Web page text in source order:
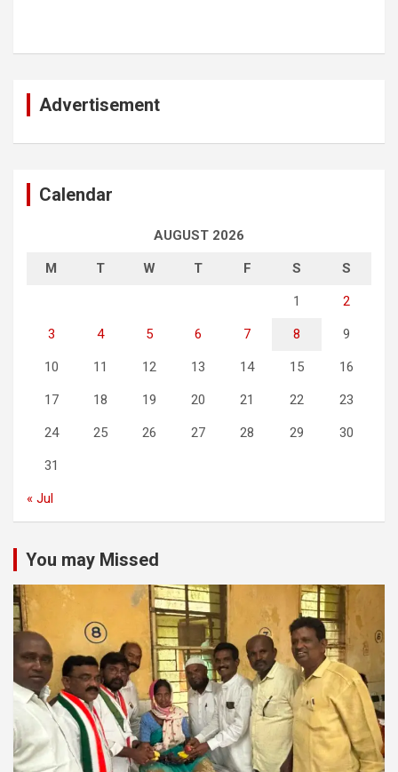
Advertisement
Calendar
AUGUST 2026
M T W T F S S
1 2
3 4 5 6 7 8 9
10 11 12 13 14 15 16
17 18 19 20 21 22 23
24 25 26 27 28 29 30
31
« Jul
You may Missed